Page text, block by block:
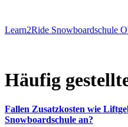
Learn2Ride Snowboardschule
Häufig
Fallen Zusatzkosten wie
Snowboardschule an?